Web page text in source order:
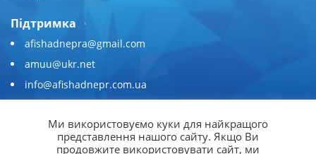
Підтримка
afishadnepra@gmail.com
amuu@ukr.net
info@afishadnepr.com.ua
Приєднуйтесь
Ми використовуємо куки для найкращого
представлення нашого сайту. Якщо Ви
продовжите використовувати сайт, ми